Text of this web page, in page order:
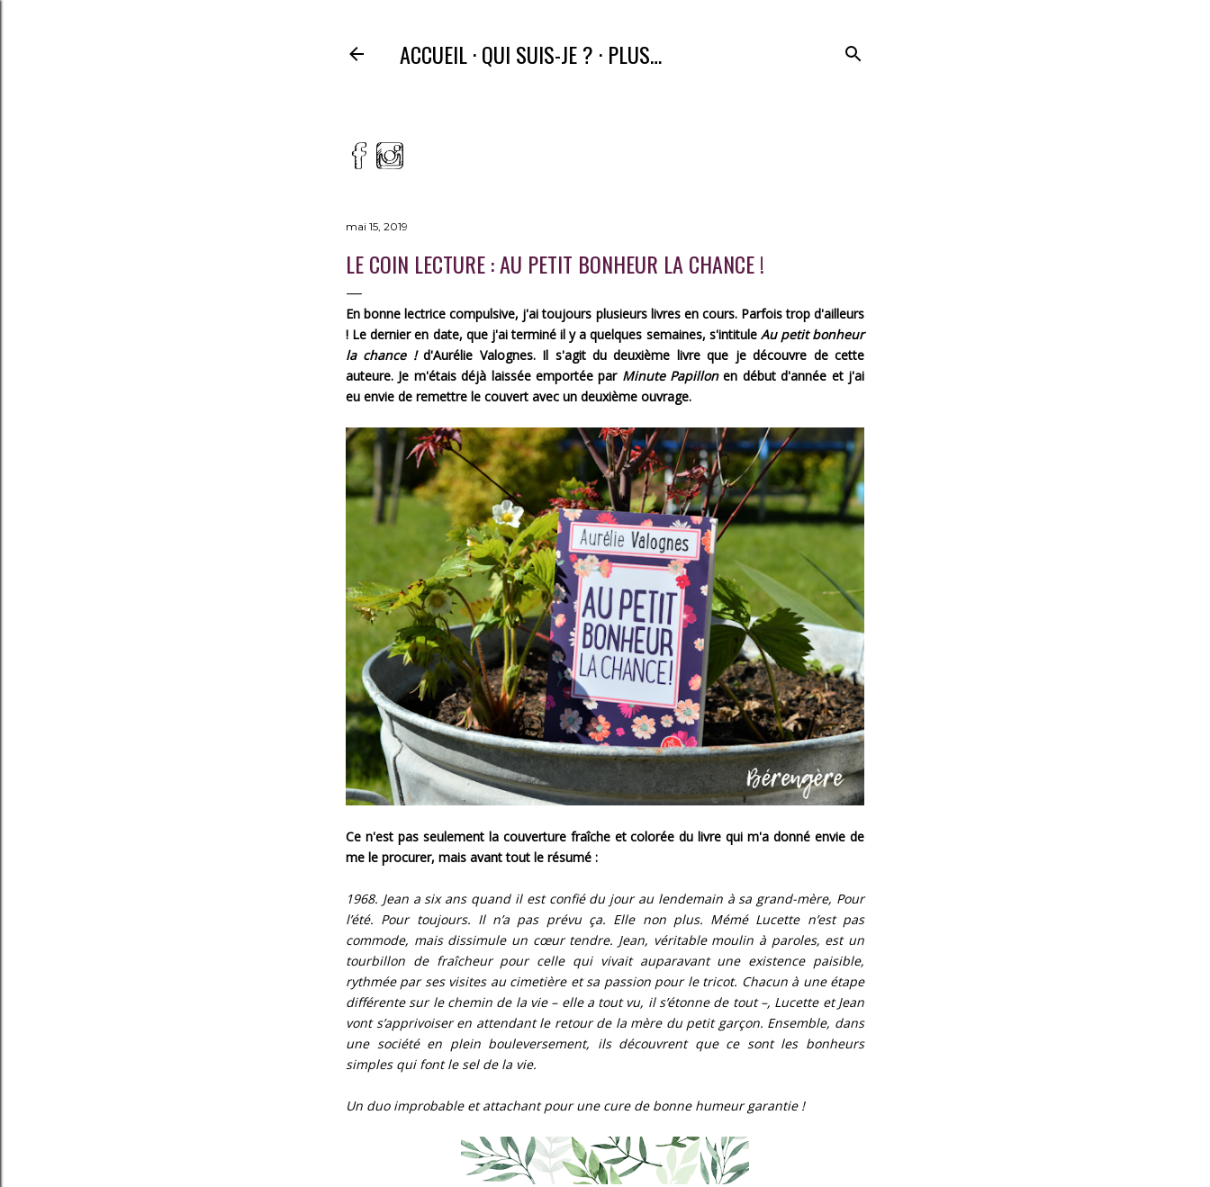
ACCUEIL QUI SUIS-JE ? PLUS…
mai 15, 2019
LE COIN LECTURE : AU PETIT BONHEUR LA CHANCE !
En bonne lectrice compulsive, j'ai toujours plusieurs livres en cours. Parfois trop d'ailleurs
! Le dernier en date, que j'ai terminé il y a quelques semaines, s'intitule Au petit bonheur
la chance !d'Aurélie Valognes. Il s'agit du deuxième livre que je découvre de cette
auteure. Je m'étais déjà laissée emportée par Minute Papillonen début d'année et j'ai
eu envie de remettre le couvert avec un deuxième ouvrage.
Ce n'est pas seulement la couverture fraîche et colorée du livre qui m'a donné envie de
me le procurer, mais avant tout le résumé :
1968. Jean a six ans quand il est confié du jour au lendemain à sa grand-mère, Pour
l’été. Pour toujours. Il n’a pas prévu ça. Elle non plus. Mémé Lucette n’est pas
commode, mais dissimule un cœur tendre. Jean, véritable moulin à paroles, est un
tourbillon de fraîcheur pour celle qui vivait auparavant une existence paisible,
rythmée par ses visites au cimetière et sa passion pour le tricot. Chacun à une étape
différente sur le chemin de la vie – elle a tout vu, il s’étonne de tout –, Lucette et Jean
vont s’apprivoiser en attendant le retour de la mère du petit garçon. Ensemble, dans
une société en plein bouleversement, ils découvrent que ce sont les bonheurs
simples qui font le sel de la vie.
Un duo improbable et attachant pour une cure de bonne humeur garantie !